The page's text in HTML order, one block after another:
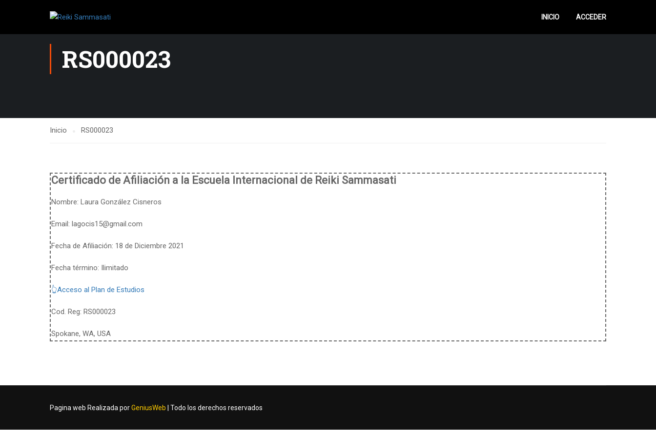
INICIO ACCEDER
RS000023
Inicio RS000023
Certificado de Afiliación a la Escuela Internacional de Reiki Sammasati
Nombre: Laura González Cisneros
Email: lagocis15@gmail.com
Fecha de Afiliación: 18 de Diciembre 2021
Fecha término: Ilimitado
👆Acceso al Plan de Estudios
Cod. Reg: RS000023
Spokane, WA, USA
Pagina web Realizada porGeniusWeb | Todo los derechos reservados